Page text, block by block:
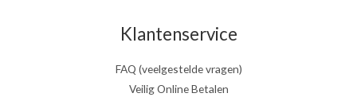
Klantenservice
FAQ (veelgestelde vragen)
Veilig Online Betalen